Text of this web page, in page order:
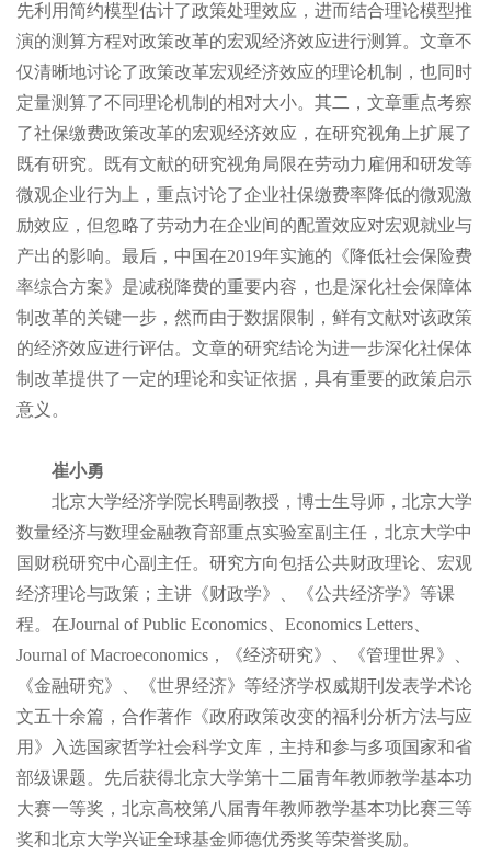
先利用简约模型估计了政策处理效应，进而结合理论模型推
演的测算方程对政策改革的宏观经济效应进行测算。文章不
仅清晰地讨论了政策改革宏观经济效应的理论机制，也同时
定量测算了不同理论机制的相对大小。其二，文章重点考察
了社保缴费政策改革的宏观经济效应，在研究视角上扩展了
既有研究。既有文献的研究视角局限在劳动力雇佣和研发等
微观企业行为上，重点讨论了企业社保缴费率降低的微观激
励效应，但忽略了劳动力在企业间的配置效应对宏观就业与
产出的影响。最后，中国在2019年实施的《降低社会保险费
率综合方案》是减税降费的重要内容，也是深化社会保障体
制改革的关键一步，然而由于数据限制，鲜有文献对该政策
的经济效应进行评估。文章的研究结论为进一步深化社保体
制改革提供了一定的理论和实证依据，具有重要的政策启示
意义。
崔小勇
北京大学经济学院长聘副教授，博士生导师，北京大学
数量经济与数理金融教育部重点实验室副主任，北京大学中
国财税研究中心副主任。研究方向包括公共财政理论、宏观
经济理论与政策；主讲《财政学》、《公共经济学》等课
程。在Journal of Public Economics、Economics Letters、
Journal of Macroeconomics，《经济研究》、《管理世界》、
《金融研究》、《世界经济》等经济学权威期刊发表学术论
文五十余篇，合作著作《政府政策改变的福利分析方法与应
用》入选国家哲学社会科学文库，主持和参与多项国家和省
部级课题。先后获得北京大学第十二届青年教师教学基本功
大赛一等奖，北京高校第八届青年教师教学基本功比赛三等
奖和北京大学兴证全球基金师德优秀奖等荣誉奖励。